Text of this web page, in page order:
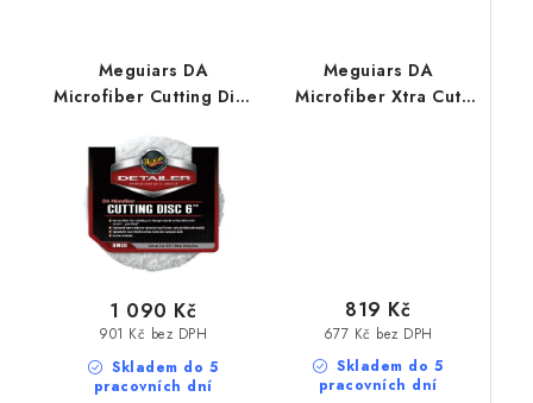
Meguiars DA
Microfiber Cutting Disc
lešticí kotouč DA
Microfiber
Skladem do 5
pracovních dní
901 Kč bez DPH
1 090 Kč
Meguiars DA
Microfiber Xtra Cut
Skladem do 5
pracovních dní
677 Kč bez DPH
819 Kč